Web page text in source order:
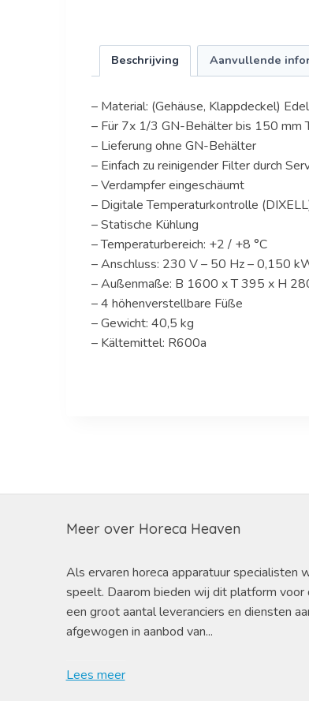
Beschrijving Aanvullende
– Material: (Gehäuse, Klappdeckel)
– Für 7x 1/3 GN-Behälter bis 150 mm
– Lieferung ohne GN-Behälter
– Einfach zu reinigender Filter durch
– Verdampfer eingeschäumt
– Digitale Temperaturkontrolle
– Statische Kühlung
– Temperaturbereich: +2 / +8 °C
– Anschluss: 230 V – 50 Hz – 0,150
– Außenmaße: B 1600 x T 395 x H
– 4 höhenverstellbare Füße
– Gewicht: 40,5 kg
– Kältemittel: R600a
Meer over Horeca Heaven
Als ervaren horeca apparatuur specialisten
speelt. Daarom bieden wij dit platform
een groot aantal leveranciers en diensten
afgewogen in aanbod van...
Lees meer